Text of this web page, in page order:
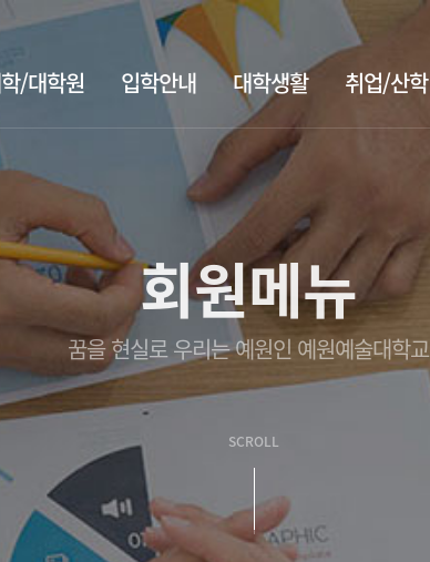
/대학원 입학안내 대학생활 취업/산학
회원메뉴
꿈을 현실로 우리는 예원인 예원예술대학교
SCROLL